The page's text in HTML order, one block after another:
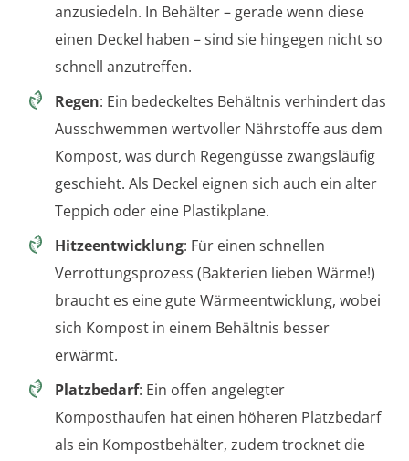
anzusiedeln. In Behälter – gerade wenn diese
einen Deckel haben – sind sie hingegen nicht so
schnell anzutreffen.
Regen: Ein bedeckeltes Behältnis verhindert das
Ausschwemmen wertvoller Nährstoffe aus dem
Kompost, was durch Regengüsse zwangsläufig
geschieht. Als Deckel eignen sich auch ein alter
Teppich oder eine Plastikplane.
Hitzeentwicklung: Für einen schnellen
Verrottungsprozess (Bakterien lieben Wärme!)
braucht es eine gute Wärmeentwicklung, wobei
sich Kompost in einem Behältnis besser
erwärmt.
Platzbedarf: Ein offen angelegter
Komposthaufen hat einen höheren Platzbedarf
als ein Kompostbehälter, zudem trocknet die